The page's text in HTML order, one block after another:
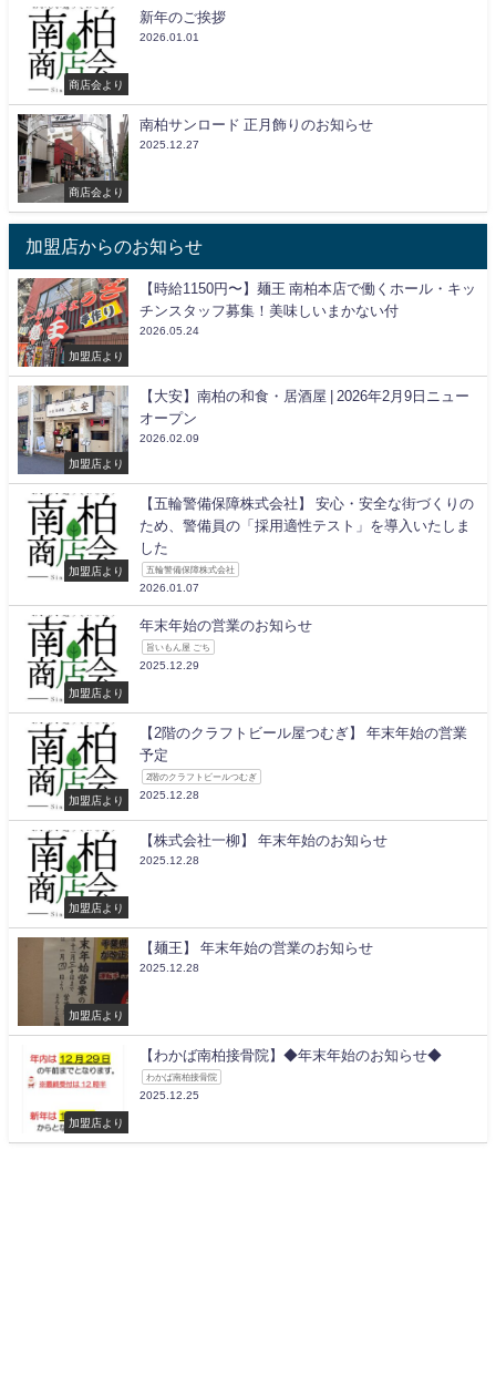
商店会より
新年のご挨拶
2026.01.01
商店会より
南柏サンロード 正月飾りのお知らせ
2025.12.27
加盟店からのお知らせ
加盟店より
【時給1150円〜】麺王 南柏本店で働くホール・キッ
チンスタッフ募集！美味しいまかない付
2026.05.24
加盟店より
【大安】南柏の和食・居酒屋 | 2026年2月9日ニュー
オープン
2026.02.09
加盟店より
【五輪警備保障株式会社】 安心・安全な街づくりの
ため、警備員の「採用適性テスト」を導入いたしま
した
五輪警備保障株式会社
2026.01.07
加盟店より
年末年始の営業のお知らせ
旨いもん屋 ごち
2025.12.29
加盟店より
【2階のクラフトビール屋つむぎ】 年末年始の営業
予定
2階のクラフトビールつむぎ
2025.12.28
加盟店より
【株式会社一柳】 年末年始のお知らせ
2025.12.28
加盟店より
【麺王】 年末年始の営業のお知らせ
2025.12.28
加盟店より
【わかば南柏接骨院】◆年末年始のお知らせ◆
わかば南柏接骨院
2025.12.25